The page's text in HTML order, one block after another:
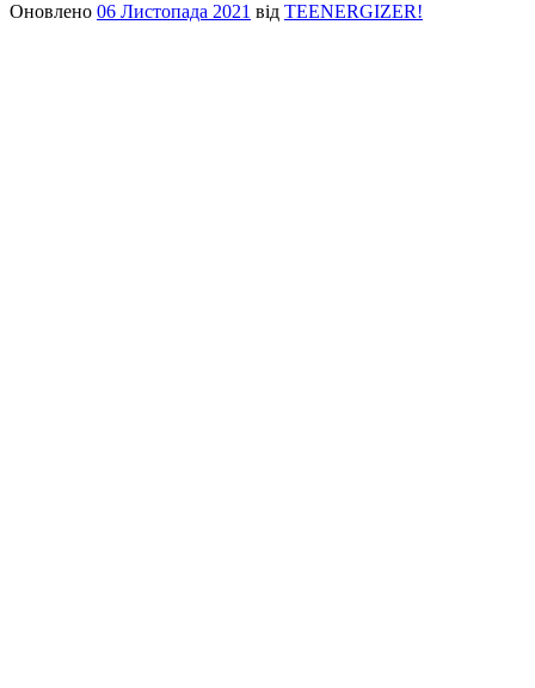
Оновлено 06 Листопада 2021 від TEENERGIZER!